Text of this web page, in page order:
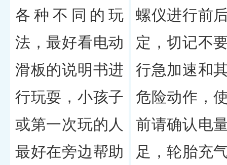
各种不同的玩
法，最好看电动
滑板的说明书进
行玩耍，小孩子
或第一次玩的人
最好在旁边帮助
螺仪进行前
定，切记不
行急加速和
危险动作，
前请确认电
足，轮胎充